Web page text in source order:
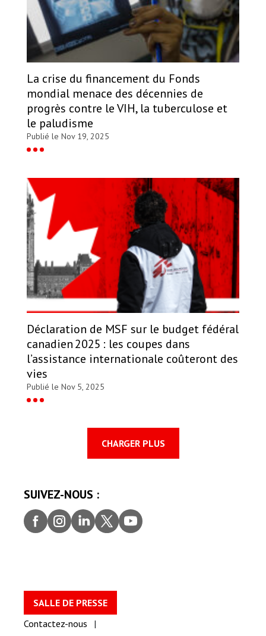
La crise du financement du Fonds
mondial menace des décennies de
progrès contre le VIH, la tuberculose et
le paludisme
Publié le Nov 19, 2025
Déclaration de MSF sur le budget fédéral
canadien 2025 : les coupes dans
l’assistance internationale coûteront des
vies
Publié le Nov 5, 2025
CHARGER PLUS
SUIVEZ-NOUS :
Faceb
ook
Insta
gram
Linke
dIn
Twitt
er
youtu
be
SALLE DE PRESSE
Contactez-nous